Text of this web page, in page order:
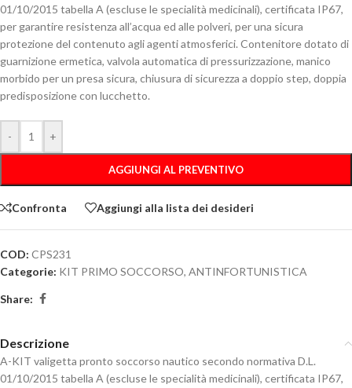
01/10/2015 tabella A (escluse le specialità medicinali), certificata IP67,
per garantire resistenza all’acqua ed alle polveri, per una sicura
protezione del contenuto agli agenti atmosferici. Contenitore dotato di
guarnizione ermetica, valvola automatica di pressurizzazione, manico
morbido per un presa sicura, chiusura di sicurezza a doppio step, doppia
predisposizione con lucchetto.
- +
AGGIUNGI AL PREVENTIVO
Confronta Aggiungi alla lista dei desideri
COD: CPS231
Categorie: KIT PRIMO SOCCORSO, ANTINFORTUNISTICA
Share:
Descrizione
A-KIT valigetta pronto soccorso nautico secondo normativa D.L.
01/10/2015 tabella A (escluse le specialità medicinali), certificata IP67,